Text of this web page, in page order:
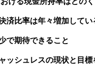
に「お金や暮らし」に関する書籍
され、企画立案から記事掲載まで
で、読者目線のコンテンツを追求
士、宅地建物取引士、相続診断士
済比率は年々増加してい
で期待できること
ッシュレスの現状と目標